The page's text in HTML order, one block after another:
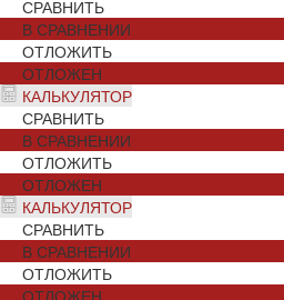
СРАВНИТЬ
В СРАВНЕНИИ
ОТЛОЖИТЬ
ОТЛОЖЕН
КАЛЬКУЛЯТОР
СРАВНИТЬ
В СРАВНЕНИИ
ОТЛОЖИТЬ
ОТЛОЖЕН
КАЛЬКУЛЯТОР
СРАВНИТЬ
В СРАВНЕНИИ
ОТЛОЖИТЬ